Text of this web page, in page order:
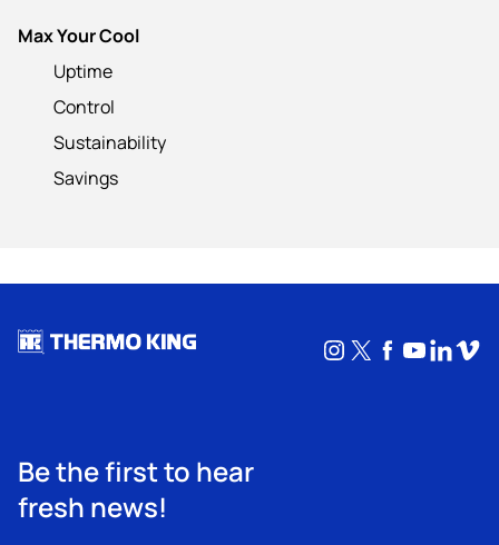
Max Your Cool
Uptime
Control
Sustainability
Savings
Instagram
X Facebook
Be the first to hear
fresh news!